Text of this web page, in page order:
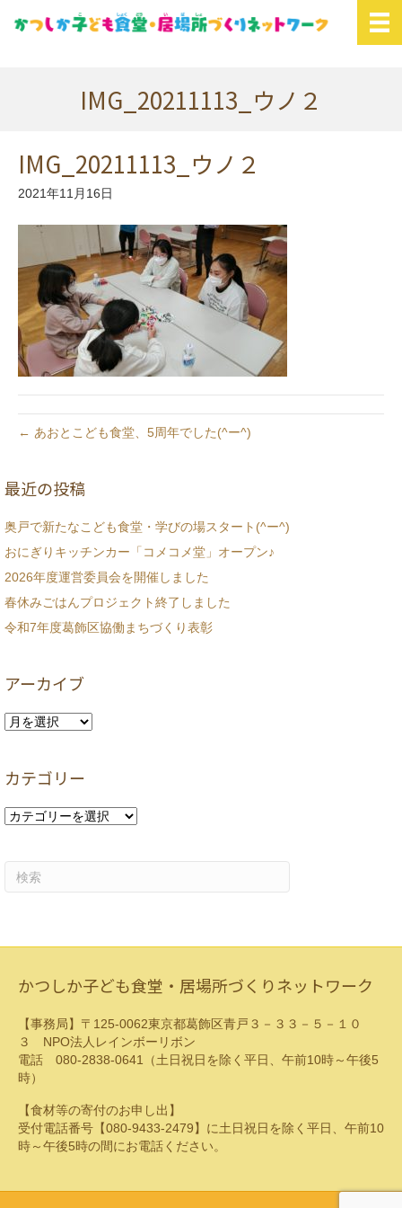
IMG_20211113_ウノ２
IMG_20211113_ウノ２
2021年11月16日
← あおとこども食堂、5周年でした(^ー^)
最近の投稿
奥戸で新たなこども食堂・学びの場スタート(^ー^)
おにぎりキッチンカー「コメコメ堂」オープン♪
2026年度運営委員会を開催しました
春休みごはんプロジェクト終了しました
令和7年度葛飾区協働まちづくり表彰
アーカイブ
ア
イ
カテゴリー
カ
かつしか子ども食堂・居場所づくりネットワーク
【事務局】〒125-0062東京都葛飾区青戸３－３３－５－１０
３ NPO法人レインボーリボン
電話 080-2838-0641（土日祝日を除く平日、午前10時～午後5
時）
【食材等の寄付のお申し出】
受付電話番号【080-9433-2479】に土日祝日を除く平日、午前10
時～午後5時の間にお電話ください。